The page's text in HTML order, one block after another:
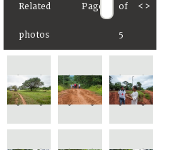
Related
photos
Page of
5
< >